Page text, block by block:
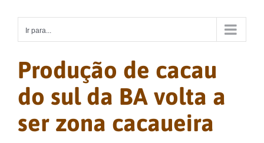
Ir para...
Produção de cacau
do sul da BA volta a
ser zona cacaueira